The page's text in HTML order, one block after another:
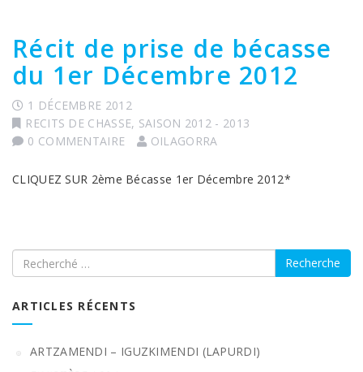
Récit de prise de bécasse
du 1er Décembre 2012
1 DÉCEMBRE 2012
RECITS DE CHASSE, SAISON 2012 - 2013
0 COMMENTAIRE
OILAGORRA
CLIQUEZ SUR 2ème Bécasse 1er Décembre 2012*
Recherche
ARTICLES RÉCENTS
ARTZAMENDI – IGUZKIMENDI (LAPURDI)